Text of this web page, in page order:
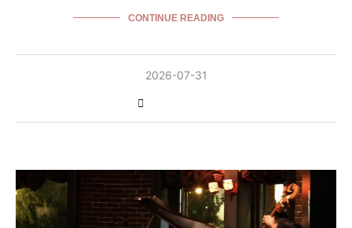
CONTINUE READING
2026-07-31